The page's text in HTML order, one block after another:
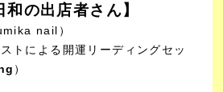
和の出店者さん】
nail）
トによる開運リーディングセッ
）